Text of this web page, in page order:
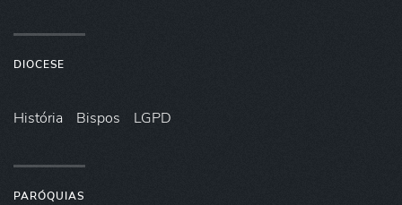
DIOCESE
História Bispos LGPD
PARÓQUIAS